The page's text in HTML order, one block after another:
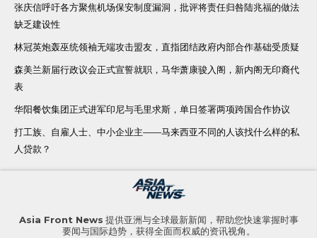
张庆信呼吁各方聚焦机场保安制度漏洞，批评将责任归咎陆兆福的做法
缺乏建设性
林冠英炮轰巫统领袖无端攻击盟友，直指团结政府内部合作基础受质疑
森美兰新届行政议会正式宣誓就职，马华萧康骏入阁，新内阁无印裔代
表
华阳餐饮集团正式进军印尼与毛里求斯，单日签署两项跨国合作协议
打工族、自雇人士、中小企业主——马来西亚不同的人该找什么样的私
人贷款？
Asia Front News 提供亚洲与全球最新新闻，帮助您快速掌握时事
要闻与国际趋势，获得全面而权威的资讯视角。